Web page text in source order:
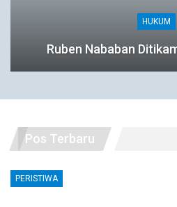
HUKUM
Ruben Nababan
Pos Terbaru
PERISTIWA